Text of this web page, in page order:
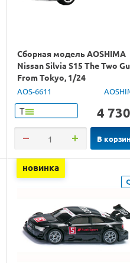
Сборная модель AOSHIMA
Nissan Silvia S15 The Two
From Tokyo, 1/24
AOS-6611
Т 4 730
В
новинка